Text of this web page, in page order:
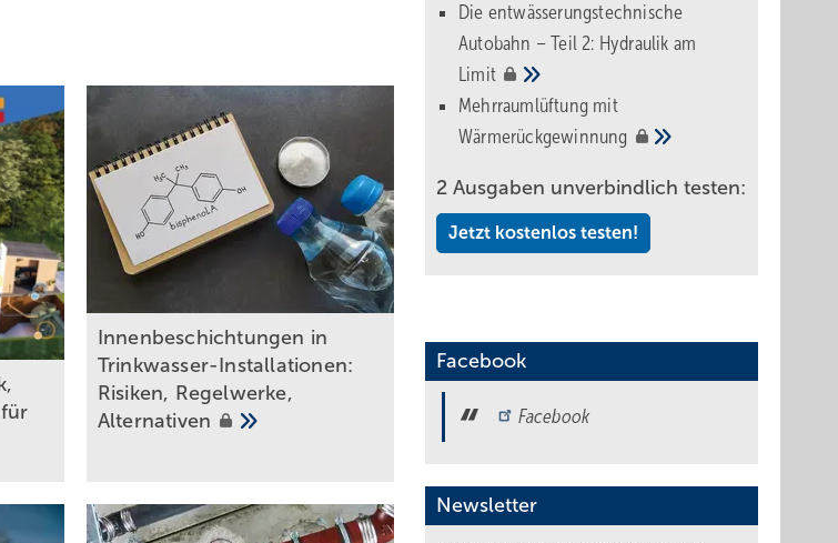
Inn enbeschichtungen in
Trinkwasser-Installationen:
Risiken, Regelwerke,
Alternativen
Die entwässerungstechnische
Autobahn – Teil 2: Hydraulik am
Limit
Mehrraumlüftung mit
Wärmerückgewinnung
2 Ausgaben unverbindlich testen:
Jetzt kostenlos testen!
Facebook
Facebook
Newsletter